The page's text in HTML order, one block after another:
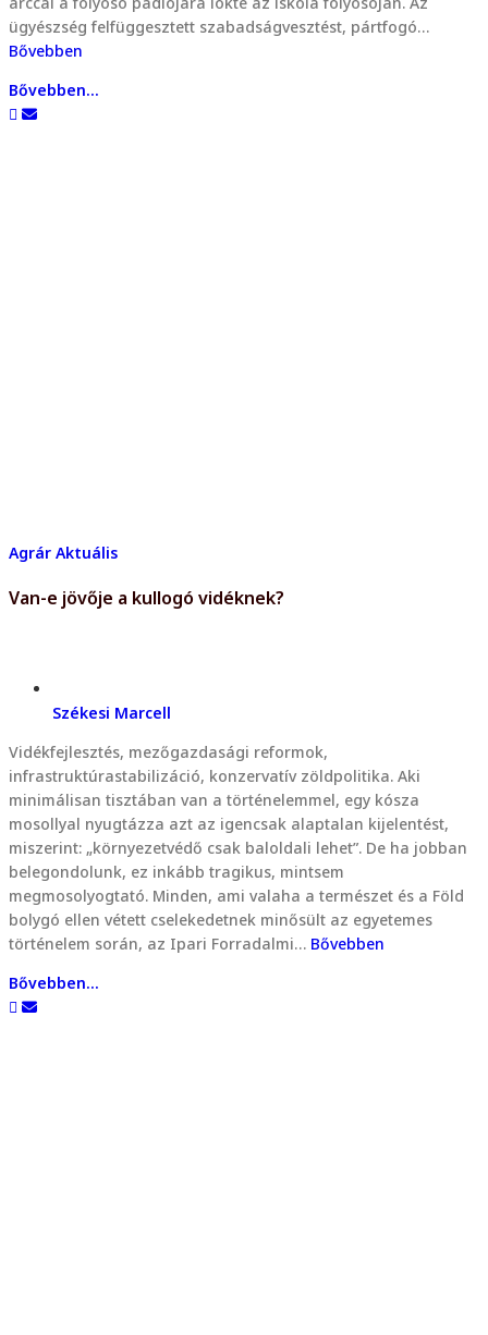
ügyészség felfüggesztett szabadságvesztést, pártfogó…
Bővebben
Bővebben...
Agrár Aktuális
Van-e jövője a kullogó vidéknek?
Székesi Marcell
Vidékfejlesztés, mezőgazdasági reformok,
infrastruktúrastabilizáció, konzervatív zöldpolitika. Aki
minimálisan tisztában van a történelemmel, egy kósza
mosollyal nyugtázza azt az igencsak alaptalan kijelentést,
miszerint: „környezetvédő csak baloldali lehet”. De ha jobban
belegondolunk, ez inkább tragikus, mintsem
megmosolyogtató. Minden, ami valaha a természet és a Föld
bolygó ellen vétett cselekedetnek minősült az egyetemes
történelem során, az Ipari Forradalmi… Bővebben
Bővebben...